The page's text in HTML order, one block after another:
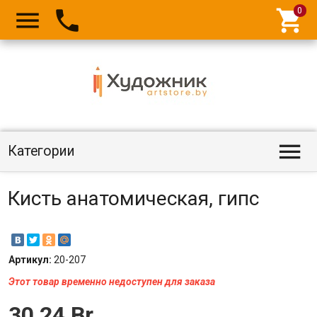
  
Категории 
Кисть анатомическая, гипс
Артикул: 20-207
Этот товар временно недоступен для заказа